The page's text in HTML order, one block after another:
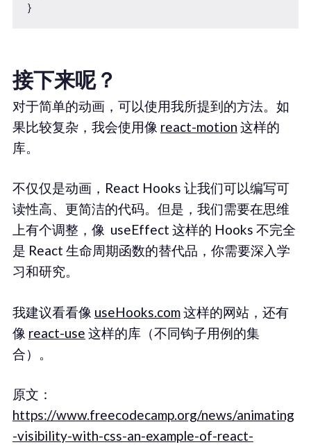
接下来呢？
对于简单的动画，可以使用我所提到的方法。如
果比较复杂，我会使用像 react-motion 这样的
库。
不仅仅是动画，React Hooks 让我们可以编写可
读性高、更简洁的代码。但是，我们需要在思维
上有个调整，像 useEffect 这样的 Hooks 不完全
是 React 生命周期函数的替代品，你需要深入学
习和研究。
我建议看看像 useHooks.com这样的网站，还有
像 react-use 这样的库（不同钩子用例的集
合）。
原文：
https://www.freecodecamp.org/news/animating
-visibility-with-css-an-example-of-react-